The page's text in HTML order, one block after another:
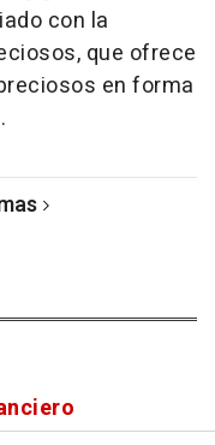
con la
que ofrece
en forma